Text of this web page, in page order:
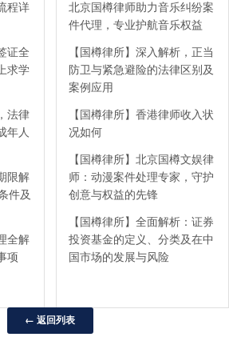
程详
证全
求学
法律
年人
限解
件及
全解
项
北京国樽律师助力音乐纠纷案
件代理，专业护航音乐权益
【国樽律所】深入解析，正当
防卫与紧急避险的法律区别及
案例应用
【国樽律所】香港律师收入状
况如何
【国樽律所】北京国樽文娱律
师：动漫案件处理专家，守护
创意与权益的先锋
【国樽律所】全面解析：证券
投资基金的定义、分类及在中
国市场的发展与风险
← 返回列表